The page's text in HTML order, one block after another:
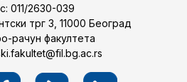
011/2630-039
трг 3, 11000 Београд
рачун факултета